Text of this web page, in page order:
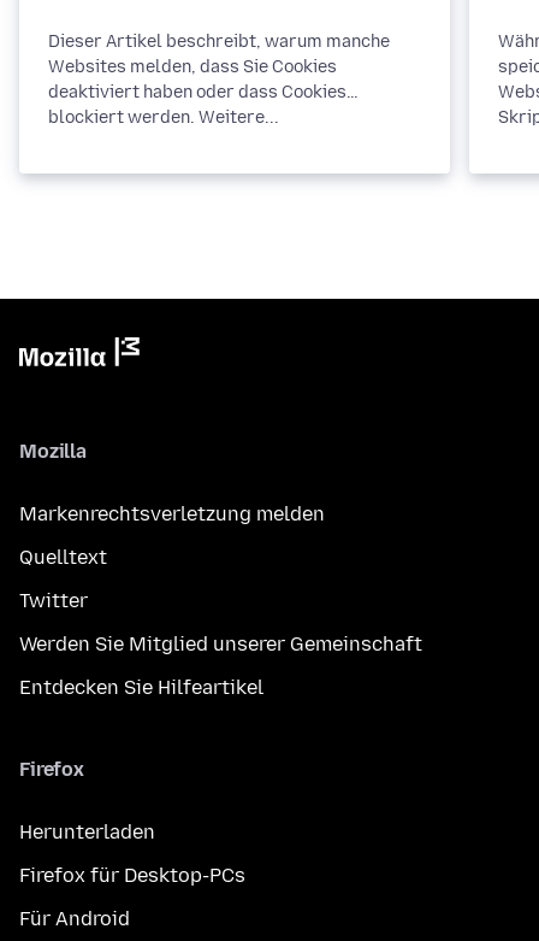
Dieser Artikel beschreibt, warum manche
Websites melden, dass Sie Cookies
deaktiviert haben oder dass Cookies
blockiert werden. Weitere...
Mozilla
Markenrechtsverletzung melden
Quelltext
Twitter
Werden Sie Mitglied unserer Gemeinschaft
Entdecken Sie Hilfeartikel
Firefox
Herunterladen
Firefox für Desktop-PCs
Für Android